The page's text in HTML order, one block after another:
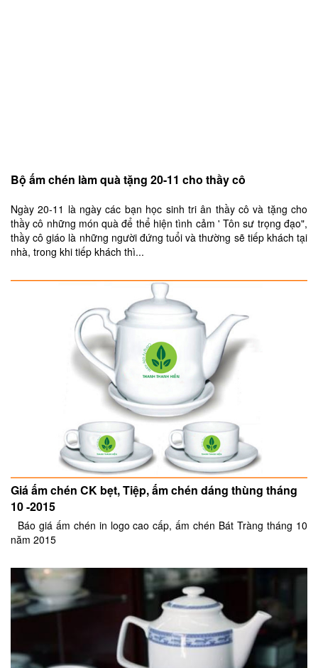
Bộ ấm chén làm quà tặng 20-11 cho thầy cô
Ngày 20-11 là ngày các bạn học sinh tri ân thầy cô và tặng cho
thầy cô những món quà để thể hiện tình cảm ' Tôn sư trọng đạo",
thầy cô giáo là những người đứng tuổi và thường sẽ tiếp khách tại
nhà, trong khi tiếp khách thì...
Giá ấm chén CK bẹt, Tiệp, ấm chén dáng thùng tháng
10 -2015
Báo giá ấm chén in logo cao cấp, ấm chén Bát Tràng tháng 10
năm 2015